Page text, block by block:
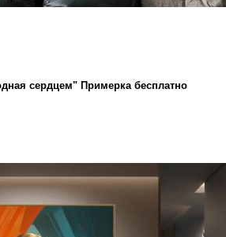
сердцем" Примерка бесплатно